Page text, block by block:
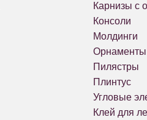
Карнизы с
Консоли
Молдинги
Орнаменты
Пилястры
Плинтус
Угловые
Клей для